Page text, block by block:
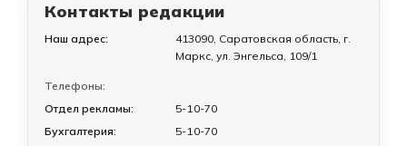
Контакты редакции
Наш адрес:
413090, Саратовская область, г.
Маркс, ул. Энгельса, 109/1
Телефоны:
Отдел рекламы:
5-10-70
Бухгалтерия:
5-10-70